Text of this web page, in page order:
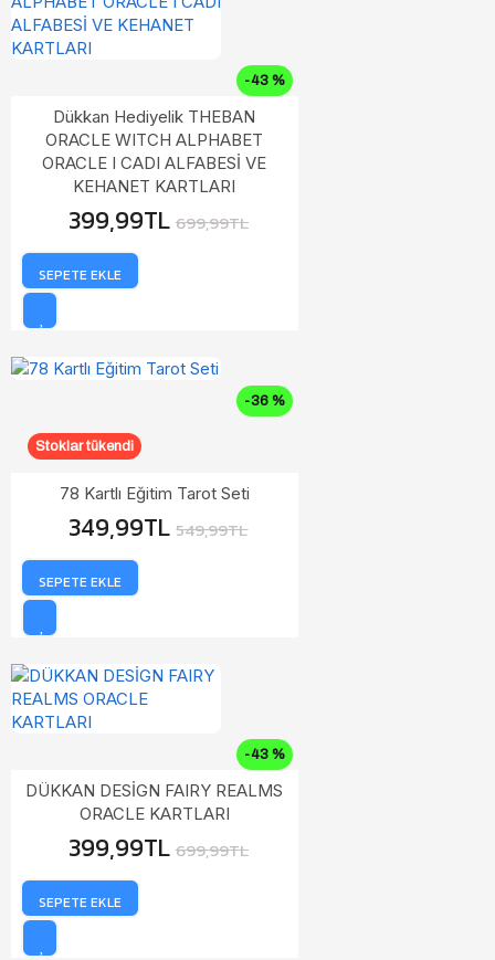
ardındaki
gerçeklere
sadece
cesurlar için.
Siz bu karanlık
yolculuğa
çıkmaya hazır
mısınız?
-43 %
Dükkan Hediyelik THEBAN
ORACLE WITCH ALPHABET
ORACLE I CADI ALFABESİ VE
KEHANET KARTLARI
399,99TL 699,99TL
SEPETE EKLE
-36 %
Stoklar tükendi
78 Kartlı Eğitim Tarot Seti
349,99TL 549,99TL
SEPETE EKLE
-43 %
DÜKKAN DESİGN FAIRY REALMS
ORACLE KARTLARI
399,99TL 699,99TL
SEPETE EKLE